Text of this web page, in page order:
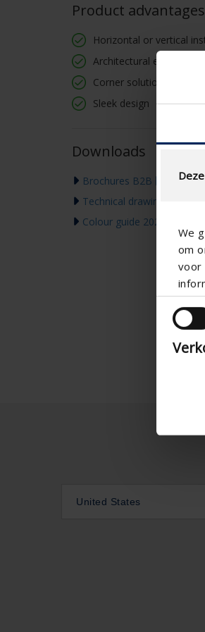
We
om
voor
Product advantages
Horizontal or vertical
Architectural eye-catcher
Corner solutions available
Sleek design
Downloads
Brochures B2B
Technical drawing
Colour guide 2026
United States